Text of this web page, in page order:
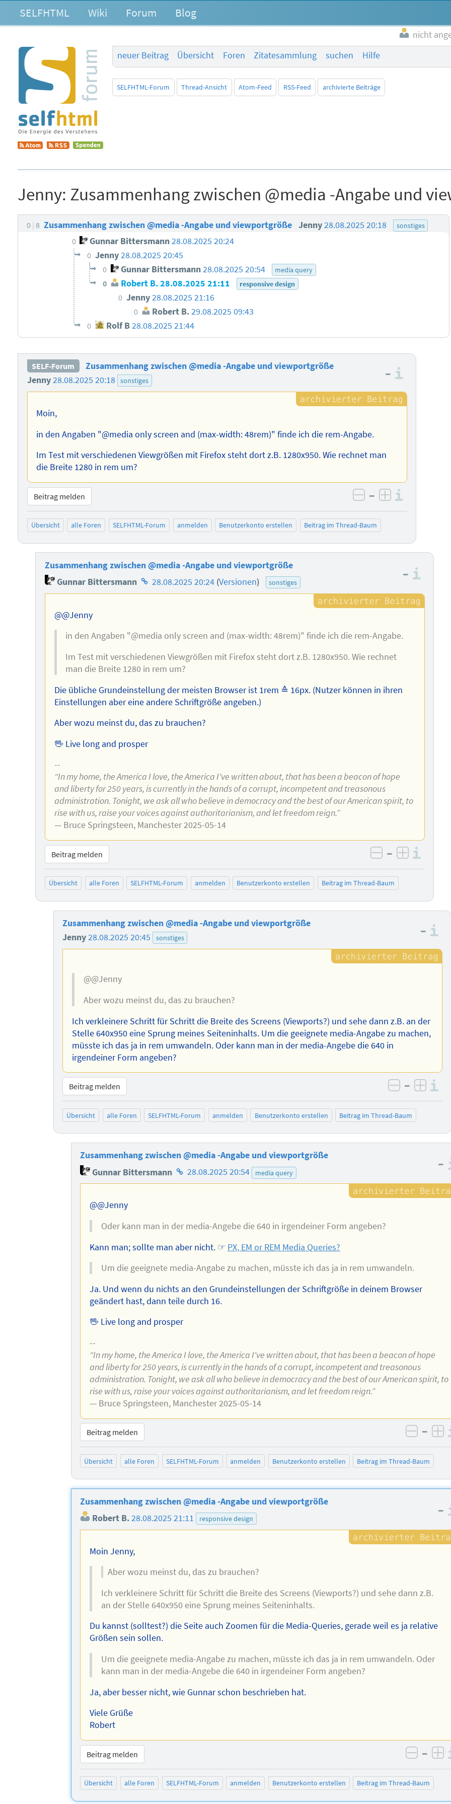
SELFHTML Wiki Forum Blog
nicht
neuer Beitrag
Übersicht Foren Zitatesammlung suchen Hilfe
SELFHTML-Forum Thread-Ansicht Atom-Feed RSS-Feed archivierte Beiträge
Jenny: Zusammenhang zwischen @media -Angabe und
0 8 Zusammenhang zwischen @media -Angabe und viewportgröße Jenny28.08.2025 20:18 sonstiges
0 Gunnar Bittersmann28.08.2025 20:24
0 Jenny28.08.2025 20:45
0 Gunnar Bittersmann28.08.2025 20:54 media query
0 Robert B.28.08.2025 21:11 responsive design
0 Jenny28.08.2025 21:16
0 Robert B. 29.08.2025 09:43
0 Rolf B28.08.2025 21:44
SELF-Forum
Zusammenhang zwischen @media -Angabe und viewportgröße
Jenny28.08.2025 20:18 sonstiges –
Moin,
in den Angaben "@media only screen and (max-width: 48rem)" finde ich die rem-Angabe.
Im Test mit verschiedenen Viewgrößen mit Firefox steht dort z.B. 1280x950. Wie rechnet man
die Breite 1280 in rem um?
Beitrag melden negativ bewerten
– positiv
Übersicht alle Foren SELFHTML-Forum anmelden Benutzerkonto erstellen Beitrag im Thread-Baum
Zusammenhang zwischen @media -Angabe und viewportgröße
Gunnar Bittersmann Homepage
des
28.08.2025 20:24 (Versionen) sonstiges
–
@@Jenny
in den Angaben "@media only screen and (max-width: 48rem)" finde ich die rem-Angabe.
Im Test mit verschiedenen Viewgrößen mit Firefox steht dort z.B. 1280x950. Wie rechnet
man die Breite 1280 in rem um?
Die übliche Grundeinstellung der meisten Browser ist 1rem ≙ 16px. (Nutzer können in ihren
Einstellungen aber eine andere Schriftgröße angeben.)
Aber wozu meinst du, das zu brauchen?
🖖 Live long and prosper
--
“In my home, the America I love, the America I've written about, that has been a beacon of hope
and liberty for 250 years, is currently in the hands of a corrupt, incompetent and treasonous
administration. Tonight, we ask all who believe in democracy and the best of our American spirit, to
rise with us, raise your voices against authoritarianism, and let freedom reign.”
— Bruce Springsteen, Manchester 2025-05-14
Beitrag melden negativ
– positiv
Übersicht alle Foren SELFHTML-Forum anmelden Benutzerkonto erstellen Beitrag im Thread-Baum
Zusammenhang zwischen @media -Angabe und viewportgröße
Jenny28.08.2025 20:45 sonstiges –
@@Jenny
Aber wozu meinst du, das zu brauchen?
Ich verkleinere Schritt für Schritt die Breite des Screens (Viewports?) und sehe dann z.B. an der
Stelle 640x950 eine Sprung meines Seiteninhalts. Um die geeignete media-Angabe zu machen,
müsste ich das ja in rem umwandeln. Oder kann man in der media-Angebe die 640 in
irgendeiner Form angeben?
Beitrag melden negativ
–
Übersicht alle Foren SELFHTML-Forum anmelden Benutzerkonto erstellen Beitrag im Thread-Baum
Zusammenhang zwischen @media -Angabe und viewportgröße
Gunnar Bittersmann Homepage
des
28.08.2025 20:54 media query
–
@@Jenny
Oder kann man in der media-Angebe die 640 in irgendeiner Form angeben?
Kann man; sollte man aber nicht. ☞ PX, EM or REM Media Queries?
Um die geeignete media-Angabe zu machen, müsste ich das ja in rem umwandeln.
Ja. Und wenn du nichts an den Grundeinstellungen der Schriftgröße in deinem Browser
geändert hast, dann teile durch 16.
🖖 Live long and prosper
--
“In my home, the America I love, the America I've written about, that has been a beacon of hope
and liberty for 250 years, is currently in the hands of a corrupt, incompetent and treasonous
administration. Tonight, we ask all who believe in democracy and the best of our American spirit, to
rise with us, raise your voices against authoritarianism, and let freedom reign.”
— Bruce Springsteen, Manchester 2025-05-14
Beitrag melden negativ
–
Übersicht alle Foren SELFHTML-Forum anmelden Benutzerkonto erstellen Beitrag im Thread-Baum
Zusammenhang zwischen @media -Angabe und viewportgröße
Robert B.28.08.2025 21:11 responsive design
–
Moin Jenny,
Aber wozu meinst du, das zu brauchen?
Ich verkleinere Schritt für Schritt die Breite des Screens (Viewports?) und sehe dann z.B.
an der Stelle 640x950 eine Sprung meines Seiteninhalts.
Du kannst (solltest?) die Seite auch Zoomen für die Media-Queries, gerade weil es ja relative
Größen sein sollen.
Um die geeignete media-Angabe zu machen, müsste ich das ja in rem umwandeln. Oder
kann man in der media-Angebe die 640 in irgendeiner Form angeben?
Ja, aber besser nicht, wie Gunnar schon beschrieben hat.
Viele Grüße
Robert
Beitrag melden negativ
–
Übersicht alle Foren SELFHTML-Forum anmelden Benutzerkonto erstellen Beitrag im Thread-Baum